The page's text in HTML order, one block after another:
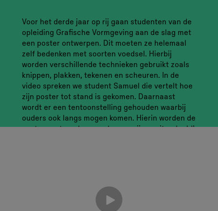
Voor het derde jaar op rij gaan studenten van de
opleiding Grafische Vormgeving aan de slag met
een poster ontwerpen. Dit moeten ze helemaal
zelf bedenken met soorten voedsel. Hierbij
worden verschillende technieken gebruikt zoals
knippen, plakken, tekenen en scheuren. In de
video spreken we student Samuel die vertelt hoe
zijn poster tot stand is gekomen. Daarnaast
wordt er een tentoonstelling gehouden waarbij
ouders ook langs mogen komen. Hierin worden de
posters getoond en worden er prijzen uitgedeeld!
Speel video